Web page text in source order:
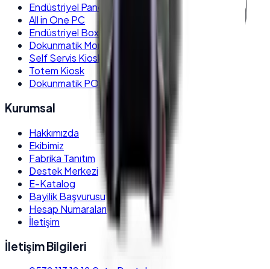
Endüstriyel Panel PC
All in One PC
Endüstriyel Box PC
Dokunmatik Monitör
Self Servis Kiosk
Totem Kiosk
Dokunmatik POS PC
Kurumsal
Hakkımızda
Ekibimiz
Fabrika Tanıtım
Destek Merkezi
E-Katalog
Bayilik Başvurusu
Hesap Numaraları
İletişim
İletişim Bilgileri